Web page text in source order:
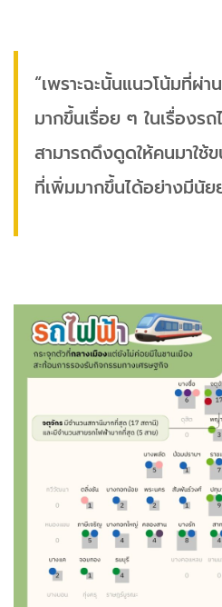
“เพราะฉะนั้นแนวโน้มที่ผ่
มากขึ้นเรื่อย ๆ ในเรื่องร
สามารถดึงดูดให้คนมาใ
ที่เพิ่มมากขึ้นได้อย่างมีนั